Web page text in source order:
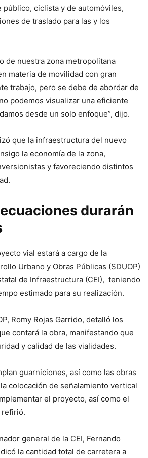
público, ciclista y de automóviles,
de traslado para las y los
de nuestra zona metropolitana
materia de movilidad con gran
trabajo, pero se debe de abordar de
podemos visualizar una eficiente
desde un solo enfoque”, dijo.
que la infraestructura del nuevo
la economía de la zona,
y favoreciendo distintos
durarán
vial estará a cargo de la
Urbano y Obras Públicas (SDUOP)
de Infraestructura (CEI), teniendo
estimado para su realización.
Romy Rojas Garrido, detalló los
contará la obra, manifestando que
y calidad de las vialidades.
guarniciones, así como las obras
colocación de señalamiento vertical
el proyecto, así como el
refirió.
general de la CEI, Fernando
la cantidad total de carretera a